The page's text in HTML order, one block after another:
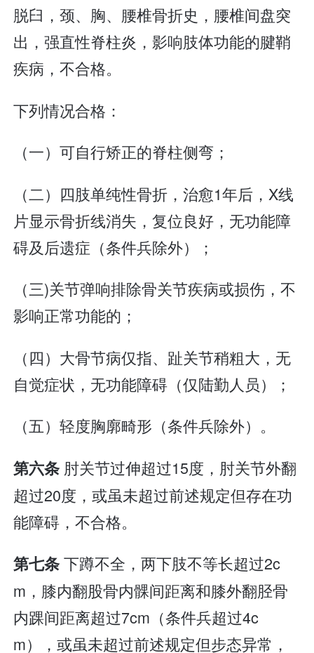
脱臼，颈、胸、腰椎骨折史，腰椎间盘突
出，强直性脊柱炎，影响肢体功能的腱鞘
疾病，不合格。
下列情况合格：
（一）可自行矫正的脊柱侧弯；
（二）四肢单纯性骨折，治愈1年后，X线
片显示骨折线消失，复位良好，无功能障
碍及后遗症（条件兵除外）；
（三)关节弹响排除骨关节疾病或损伤，不
影响正常功能的；
（四）大骨节病仅指、趾关节稍粗大，无
自觉症状，无功能障碍（仅陆勤人员）；
（五）轻度胸廓畸形（条件兵除外）。
第六条 肘关节过伸超过15度，肘关节外翻
超过20度，或虽未超过前述规定但存在功
能障碍，不合格。
第七条下蹲不全，两下肢不等长超过2c
m，膝内翻股骨内髁间距离和膝外翻胫骨
内踝间距离超过7cm（条件兵超过4c
m），或虽未超过前述规定但步态异常，